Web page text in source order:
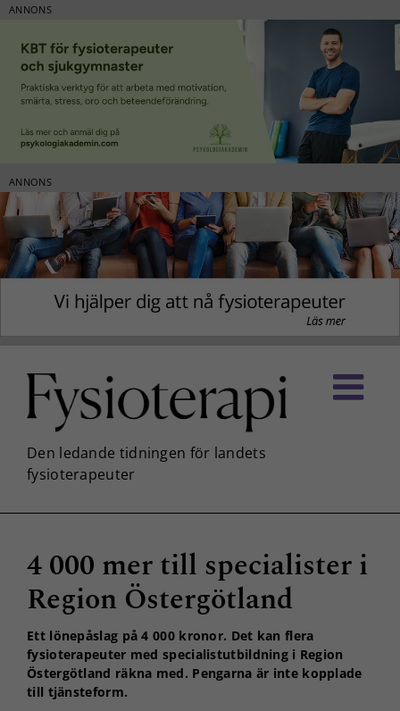
ANNONS
ANNONS
innehållet
4 000 mer till specialister i
Region Östergötland
Ett lönepåslag på 4 000 kronor. Det kan flera
fysioterapeuter med specialistutbildning i Region
Östergötland räkna med. Pengarna är inte kopplade
till tjänsteform.